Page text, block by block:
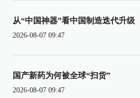
从“中国神器”看中国制造迭代升级
2026-08-07 09:47
国产新药为何被全球“扫货”
2026-08-07 09:47